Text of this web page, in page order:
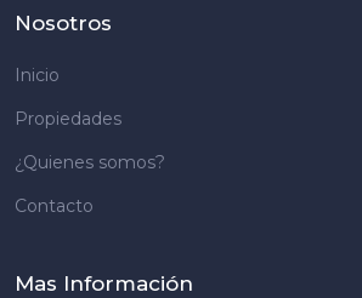
Nosotros
Inicio
Propiedades
¿Quienes somos?
Contacto
Mas Información